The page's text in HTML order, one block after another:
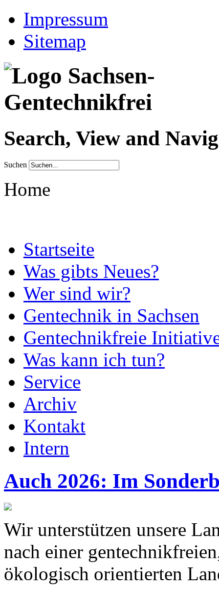
Impressum
Sitemap
Search, View and
Suchen
Home
Startseite
Was gibts Neues?
Wer sind wir?
Gentechnik in Sachsen
Gentechnikfreie
Was kann ich tun?
Service
Archiv
Kontakt
Intern
Auch 2026: Im
Wir unterstützen unsere
nach einer
ökologisch orientierten